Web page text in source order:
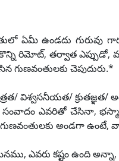
ఏమీ ఉండదు గురువు
రిమోట్, తర్వాత ఎప్పుడో,
గుణవంతులకు చెపుదురు.*
విశ్వసనీయత/
ఎవరితో చేసినా,
అండగా ఉంటే,
ఎవరు కష్టం ఉంది